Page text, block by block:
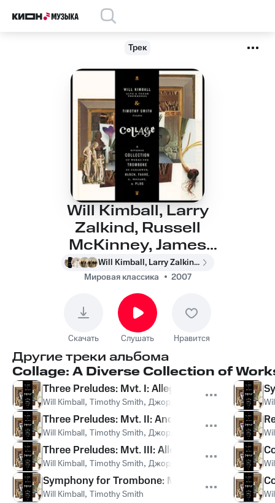
Трек
Will Kimball, Larry
Zalkind, Russell
McKinney, James
Nova - Trombone
Quartet No. 1,
"Densities": Mvt. IV:
Allegro
Will Kimball, Larry Zalkind, Russell McKinney, James Nova
Мировая классика
2007
Скачать Слушать Нравится
Другие треки альбома
Collage: A Diverse Collection of
Three Preludes: Mvt. I: Allegro ben ritmato e
Will Kimball, Timothy Smith, Джордж Гершвин
Three Preludes: Mvt. II: Andante con moto e
Will Kimball, Timothy Smith, Джордж Гершвин
Three Preludes: Mvt. III: Allegro ben ritmato e
Will Kimball, Timothy Smith, Джордж Гершвин
Symphony for Trombone: Mvt. I: Maestoso
Will Kimball, Timothy Smith